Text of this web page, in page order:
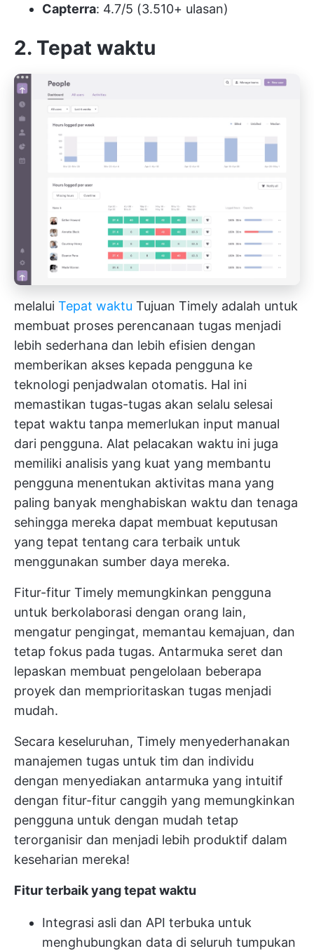
Capterra: 4.7/5 (3.510+ ulasan)
2. Tepat waktu
melalui Tepat waktu Tujuan Timely adalah untuk
membuat proses perencanaan tugas menjadi
lebih sederhana dan lebih efisien dengan
memberikan akses kepada pengguna ke
teknologi penjadwalan otomatis. Hal ini
memastikan tugas-tugas akan selalu selesai
tepat waktu tanpa memerlukan input manual
dari pengguna. Alat pelacakan waktu ini juga
memiliki analisis yang kuat yang membantu
pengguna menentukan aktivitas mana yang
paling banyak menghabiskan waktu dan tenaga
sehingga mereka dapat membuat keputusan
yang tepat tentang cara terbaik untuk
menggunakan sumber daya mereka.
Fitur-fitur Timely memungkinkan pengguna
untuk berkolaborasi dengan orang lain,
mengatur pengingat, memantau kemajuan, dan
tetap fokus pada tugas. Antarmuka seret dan
lepaskan membuat pengelolaan beberapa
proyek dan memprioritaskan tugas menjadi
mudah.
Secara keseluruhan, Timely menyederhanakan
manajemen tugas untuk tim dan individu
dengan menyediakan antarmuka yang intuitif
dengan fitur-fitur canggih yang memungkinkan
pengguna untuk dengan mudah tetap
terorganisir dan menjadi lebih produktif dalam
keseharian mereka!
Fitur terbaik yang tepat waktu
Integrasi asli dan API terbuka untuk
menghubungkan data di seluruh tumpukan